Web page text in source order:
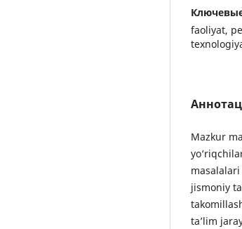
faoliyat,
Mazkur
jismoniy
ta’lim